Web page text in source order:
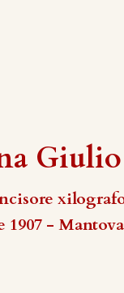
Giulio
-